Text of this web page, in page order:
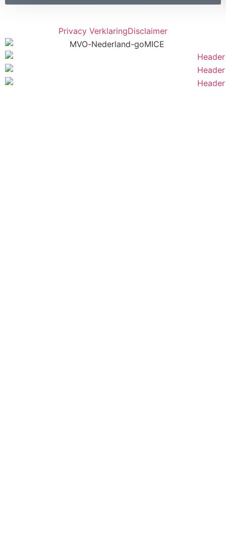
Privacy VerklaringDisclaimer